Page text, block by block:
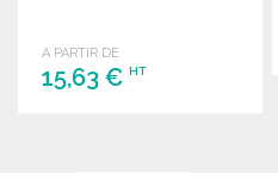
A PARTIR DE
15,63 € HT